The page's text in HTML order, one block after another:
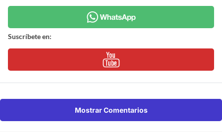
Suscríbete en:
Mostrar Comentarios